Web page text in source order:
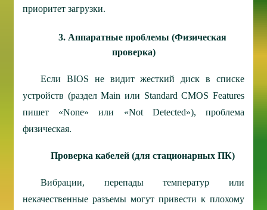
приоритет загрузки.
3. Аппаратные проблемы (Физическая
проверка)
Если BIOS не видит жесткий диск в списке
устройств (раздел Main или Standard CMOS Features
пишет «None» или «Not Detected»), проблема
физическая.
Проверка кабелей (для стационарных ПК)
Вибрации, перепады температур или
некачественные разъемы могут привести к плохому